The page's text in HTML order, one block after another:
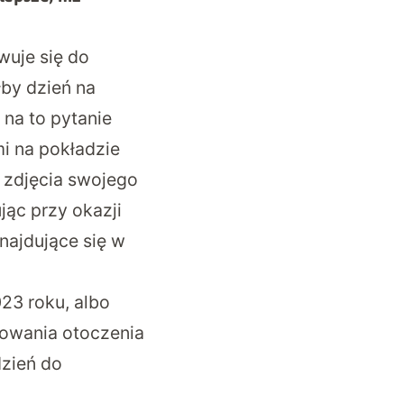
się do
dzień na
to pytanie
na pokładzie
zdjęcia swojego
przy okazji
się w
roku, albo
otoczenia
do